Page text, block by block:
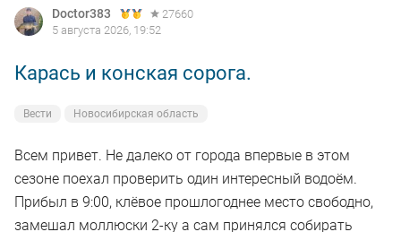
Doctor383
27660
5 августа 2026, 19:52
Карась и конская сорога.
Вести Новосибирская область
Всем привет. Не далеко от города впервые в этом
сезоне поехал проверить один интересный водоём.
Прибыл в 9:00, клёвое прошлогоднее место свободно,
замешал моллюски 2-ку а сам принялся собирать